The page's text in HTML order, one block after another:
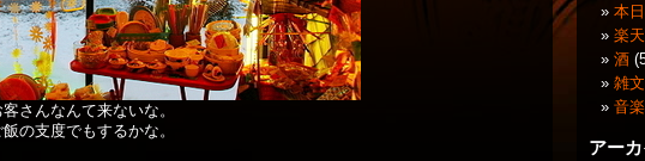
さんなんて来ないな。
の支度でもするかな。
本
楽天
酒
雑文
音
アー